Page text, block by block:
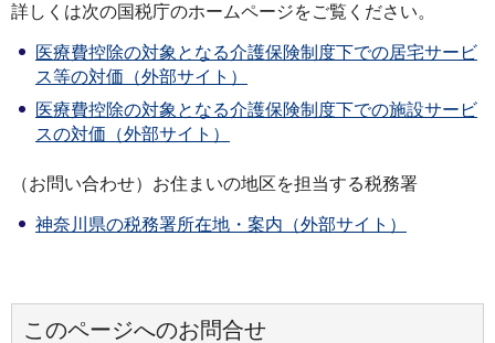
詳しくは次の国税庁のホームページをご覧ください。
医療費控除の対象となる介護保険制度下での居宅サービ
ス等の対価（外部サイト）
医療費控除の対象となる介護保険制度下での施設サービ
スの対価（外部サイト）
（お問い合わせ）お住まいの地区を担当する税務署
神奈川県の税務署所在地・案内（外部サイト）
このページへのお問合せ